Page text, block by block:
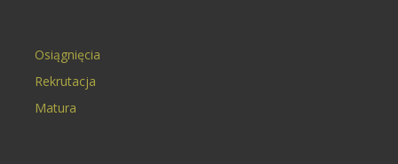
Osiągnięcia
Rekrutacja
Matura